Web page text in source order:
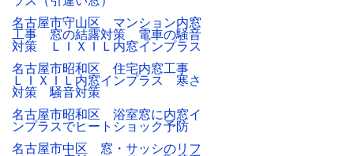
名古屋市守山区 マンション内窓
工事 窓の結露対策 電車の騒音
対策 ＬＩＸＩＬ内窓インプラス
名古屋市昭和区 住宅内窓工事
ＬＩＸＩＬ内窓インプラス 寒さ
対策 騒音対策
名古屋市昭和区 浴室窓に内窓イ
ンプラスでヒートショック予防
名古屋市中区 窓・サッシのリフ